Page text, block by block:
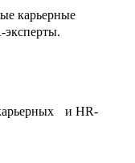
карьерные
и HR-